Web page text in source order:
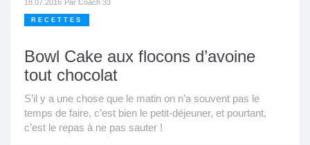
18.07.2016 Par Coach 33
RECETTES
Bowl Cake aux flocons d’avoine
tout chocolat
S’il y a une chose que le matin on n’a souvent pas le
temps de faire, c’est bien le petit-déjeuner, et pourtant,
c’est le repas à ne pas sauter !